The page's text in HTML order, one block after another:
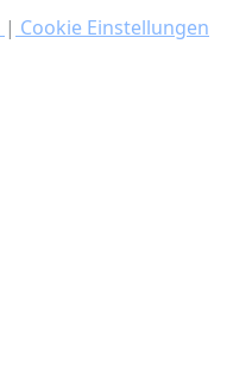
| Cookie Einstellungen